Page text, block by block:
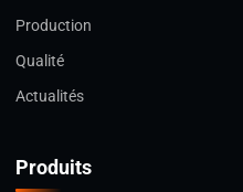
Production
Qualité
Actualités
Produits